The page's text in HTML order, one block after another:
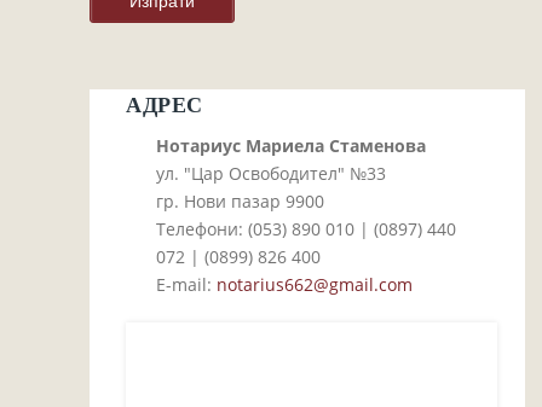
АДРЕС
Нотариус Мариела Стаменова
ул. "Цар Освободител" №33
гр. Нови пазар 9900
Телефони: (053)­ 890 010 | (0897)­ 440
072 | (0899)­ 826 400
E-mail: notarius662@gmail.com